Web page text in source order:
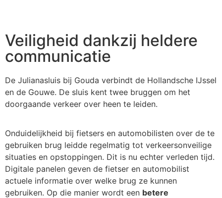
Veiligheid dankzij heldere
communicatie
De Julianasluis bij Gouda verbindt de Hollandsche IJssel
en de Gouwe. De sluis kent twee bruggen om het
doorgaande verkeer over heen te leiden.
Onduidelijkheid bij fietsers en automobilisten over de te
gebruiken brug leidde regelmatig tot verkeersonveilige
situaties en opstoppingen. Dit is nu echter verleden tijd.
Digitale panelen geven de fietser en automobilist
actuele informatie over welke brug ze kunnen
gebruiken. Op die manier wordt een betere